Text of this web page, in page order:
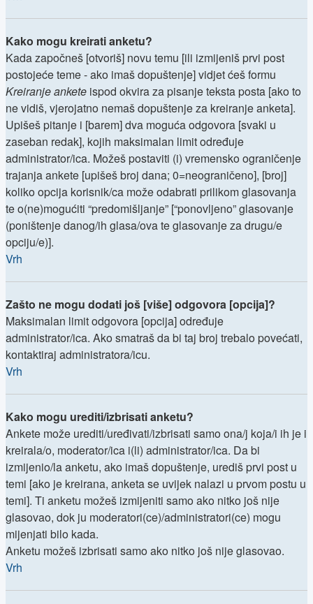
Kako mogu kreirati anketu?
Kada započneš [otvoriš] novu temu [ili izmijeniš prvi post
postojeće teme - ako imaš dopuštenje] vidjet ćeš formu
Kreiranje ankete ispod okvira za pisanje teksta posta [ako to
ne vidiš, vjerojatno nemaš dopuštenje za kreiranje anketa].
Upišeš pitanje i [barem] dva moguća odgovora [svaki u
zaseban redak], kojih maksimalan limit određuje
administrator/ica. Možeš postaviti (i) vremensko ograničenje
trajanja ankete [upišeš broj dana; 0=neograničeno], [broj]
koliko opcija korisnik/ca može odabrati prilikom glasovanja
te o(ne)mogućiti “predomišljanje” [“ponovljeno” glasovanje
(poništenje danog/ih glasa/ova te glasovanje za drugu/e
opciju/e)].
Vrh
Zašto ne mogu dodati još [više] odgovora [opcija]?
Maksimalan limit odgovora [opcija] određuje
administrator/ica. Ako smatraš da bi taj broj trebalo povećati,
kontaktiraj administratora/icu.
Vrh
Kako mogu urediti/izbrisati anketu?
Ankete može urediti/uređivati/izbrisati samo ona/j koja/i ih je i
kreirala/o, moderator/ica i(li) administrator/ica. Da bi
izmijenio/la anketu, ako imaš dopuštenje, urediš prvi post u
temi [ako je kreirana, anketa se uvijek nalazi u prvom postu u
temi]. Ti anketu možeš izmijeniti samo ako nitko još nije
glasovao, dok ju moderatori(ce)/administratori(ce) mogu
mijenjati bilo kada.
Anketu možeš izbrisati samo ako nitko još nije glasovao.
Vrh